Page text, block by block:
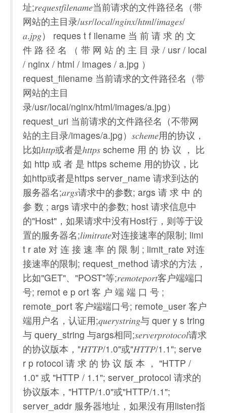
址;𝑟𝑒𝑞𝑢𝑒𝑠𝑡𝑓𝑖𝑙𝑒𝑛𝑎𝑚𝑒当前请求的文件路径名（带
网站的主目录/𝑢𝑠𝑟/𝑙𝑜𝑐𝑎𝑙/𝑛𝑔𝑖𝑛𝑥/ℎ𝑡𝑚𝑙/𝑖𝑚𝑎𝑔𝑒𝑠/
𝑎.𝑗𝑝𝑔） reques t f ilename 当 前 请 求 的 文
件 路 径 名 （ 带 网 站 的 主 目 录 / usr / local
/ nginx / html / images / a.jpg ）
request_filename 当前请求的文件路径名（带
网站的主目
录/usr/local/nginx/html/images/a.jpg）
request_uri 当前请求的文件路径名（不带网
站的主目录/images/a.jpg）𝑠𝑐ℎ𝑒𝑚𝑒用的协议，
比如ℎ𝑡𝑡𝑝或者是ℎ𝑡𝑡𝑝𝑠 scheme 用 的 协 议 ， 比
如 http 或 者 是 https scheme 用的协议，比
如http或者是https server_name 请求到达的
服务器名;𝑎𝑟𝑔𝑠请求中的参数; args 请 求 中 的
参 数 ; args 请求中的参数; host 请求信息中
的"Host"，如果请求中没有Host行，则等于设
置的服务器名;𝑙𝑖𝑚𝑖𝑡𝑟𝑎𝑡𝑒对连接速率的限制; limi
t r ate 对 连 接 速 率 的 限 制 ; limit_rate 对连
接速率的限制; request_method 请求的方法，
比如"GET"、"POST"等;𝑟𝑒𝑚𝑜𝑡𝑒𝑝𝑜𝑟𝑡客户端端口
号; remot e p ort 客 户 端 端 口 号 ;
remote_port 客户端端口号; remote_user 客户
端用户名，认证用;𝑞𝑢𝑒𝑟𝑦𝑠𝑡𝑟𝑖𝑛𝑔与 quer y s tring
与 query_string 与args相同;𝑠𝑒𝑟𝑣𝑒𝑟𝑝𝑟𝑜𝑡𝑜𝑐𝑜𝑙请求
的协议版本，"𝐻𝑇𝑇𝑃/1.0"或"𝐻𝑇𝑇𝑃/1.1"; serve
r p rotocol 请 求 的 协 议 版 本 ， "HTTP /
1.0" 或 "HTTP / 1.1"; server_protocol 请求的
协议版本，"HTTP/1.0"或"HTTP/1.1";
server_addr 服务器地址，如果没有用listen指